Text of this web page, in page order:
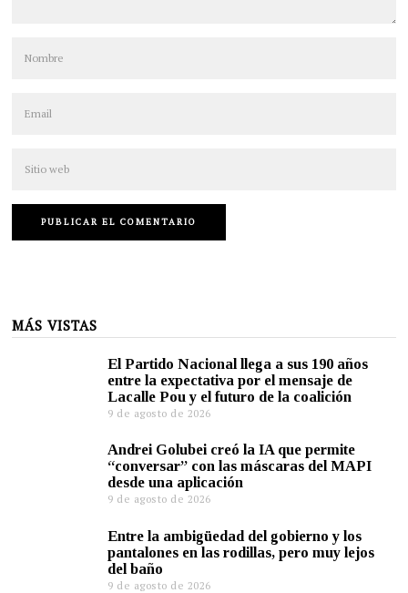
MÁS VISTAS
El Partido Nacional llega a sus 190 años
entre la expectativa por el mensaje de
Lacalle Pou y el futuro de la coalición
9 de agosto de 2026
Andrei Golubei creó la IA que permite
“conversar” con las máscaras del MAPI
desde una aplicación
9 de agosto de 2026
Entre la ambigüedad del gobierno y los
pantalones en las rodillas, pero muy lejos
del baño
9 de agosto de 2026